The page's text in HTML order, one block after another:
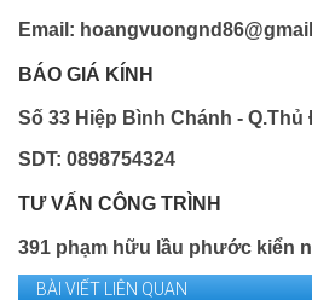
Email:
BÁO GIÁ KÍNH
Số 33 Hiệp Bình Chánh - Q.Thủ
SDT: 0898754324
TƯ VẤN CÔNG TRÌNH
391 phạm hữu lầu phước kiển
BÀI VIẾT LIÊN QUAN